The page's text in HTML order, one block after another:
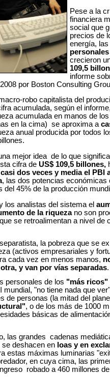
Pese a la
financiera
social que
precios de
energía, las
personales
crecieron
109,5
informe
por Boston Consulting
robo capitalista del
acumulada, según el
acumulada en manos de
en la cima) se aproxima a
anual producida por todos
mejor idea de lo que
cifra de US$ 109,5 billones,
dos veces y media el PBI
, las dos potencias económicas
del 45% de la producción
los analistas del sistema el
de la riquezano son
se retroalimentan a nivel de
la pobreza que se
(activos empresariales y
cada vez en menos manos,
y van por vías separadas.
personales de los "más ricos"
mundial, "no tiene nada que
de personas (la mitad del
, o de los más de 1000
básicas de
las grandes cadenas
deshacen en loas y en
estas máximas luminarias
en cuya cima, las
robado a 460 millones